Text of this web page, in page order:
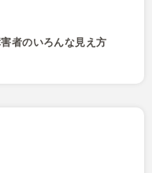
者のいろんな見え方